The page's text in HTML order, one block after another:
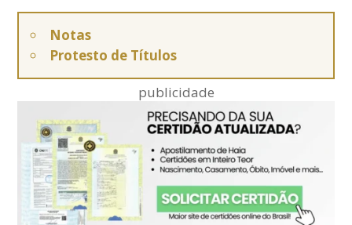
Notas
Protesto de Títulos
publicidade